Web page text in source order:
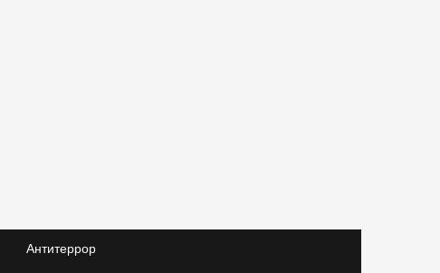
Антитеррор